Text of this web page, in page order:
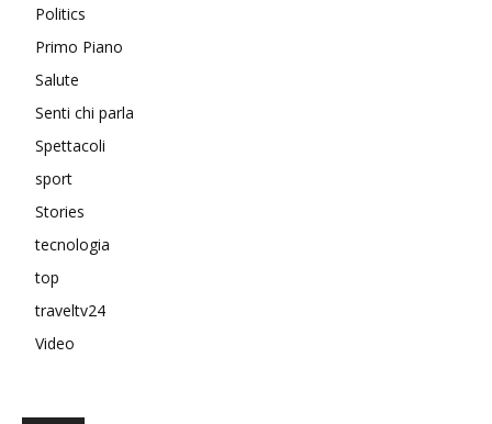
Politics
Primo Piano
Salute
Senti chi parla
Spettacoli
sport
Stories
tecnologia
top
traveltv24
Video